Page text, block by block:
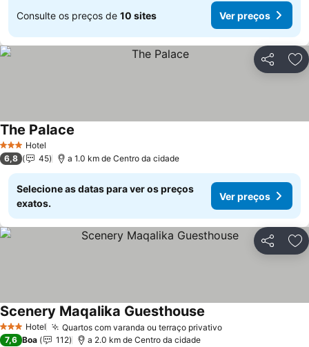
Consulte os preços de 10 sites Ver preços
Partilhar
3 EstrelasHotel
The Palace
6,8 45 a 1.0 km de Centro da cidade
Selecione as datas para ver os preços
exatos.
Ver preços
Partilhar
3 EstrelasHotel Quartos com varanda ou terraço privativo
Scenery Maqalika Guesthouse
7,6 Boa 112 a 2.0 km de Centro da cidade